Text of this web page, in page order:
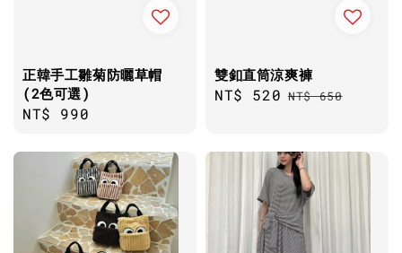
正韓手工雛菊防曬草帽
(2色可選)
Regular
NT$ 990
雙釦直筒涼爽褲
Sale
NT$ 520 Regular
NT$ 650